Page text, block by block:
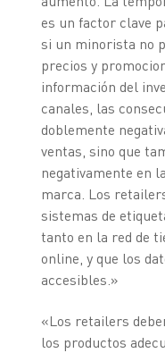
es un factor clave
si un minorista no
precios y
información del
canales, las
doblemente
ventas, sino que
negativamente en
marca. Los
sistemas de
tanto en la red de
online, y que los
accesibles.»
«Los retailers
los productos